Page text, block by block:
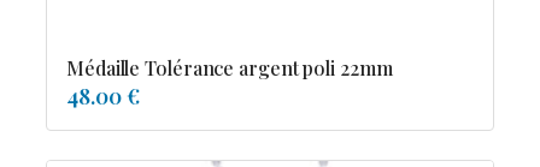
Médaille Tolérance argent poli 22mm
48.00 €